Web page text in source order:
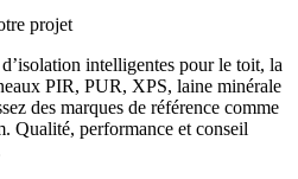
projet
intelligentes pour le toit, la
PIR, PUR, XPS, laine minérale
des marques de référence comme
Qualité, performance et conseil